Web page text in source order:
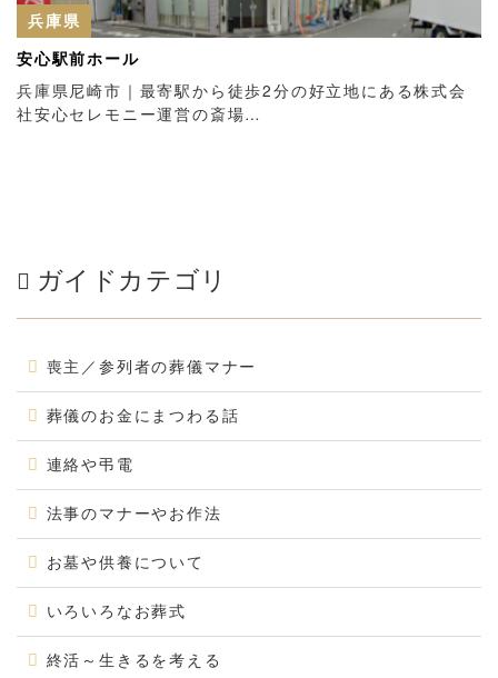
兵庫県
安心駅前ホール
兵庫県尼崎市｜最寄駅から徒歩2分の好立地にある株式会
社安心セレモニー運営の斎場…
ガイドカテゴリ
喪主／参列者の葬儀マナー
葬儀のお金にまつわる話
連絡や弔電
法事のマナーやお作法
お墓や供養について
いろいろなお葬式
終活～生きるを考える